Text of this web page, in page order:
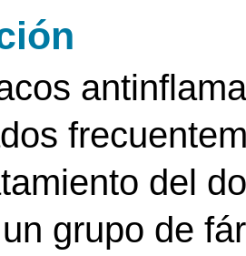
del
grupo de